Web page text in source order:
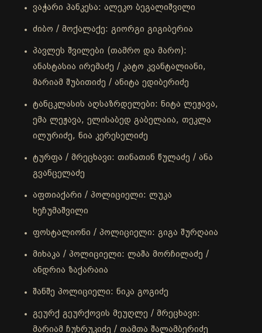
ვაჭარი პანკესა: ალეკო ბეგალიშვილი
ძიბო / მოქალაქე: გიორგი გიგიბერია
პავლეს შვილები (თამრო და მარო):
ანასტასია ირემაძე / კატო კვანტალიანი,
მარიამ შუბითიძე / ანიტა ედიბერიძე
ტანცკლასის აღსაზრდელები: ნიტა ლეჟავა,
ემა ლეჟავა, ელისაბედ გაბელაია, თეკლა
ილურიძე, ნია კერესელიძე
ტურფა / მრეცხავი: თინათინ წულაძე / ანა
გვანცელაძე
აფთიაქარი / პოლიციელი: ლუკა
ხეჩუმაშვილი
ფოსტალიონი / პოლიციელი: გიგა შურღაია
მიხაკა / პოლიციელი: ლაშა მორჩილაძე /
ანდრია ზაქარაია
შანშე პოლიციელი: ნიკა გოგიძე
გეურქ გეურქოვის მეუღლე / მრეცხავი:
მარიამ ჩუხრუკიძე / თამთა შალამბერიძე